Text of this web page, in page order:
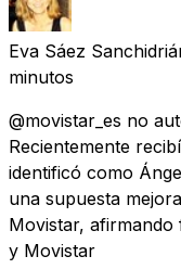
Eva Sáez
minutos
@movistar_es no
Recientemente
identificó como
una supuesta
Movistar, afirmando
y Movistar